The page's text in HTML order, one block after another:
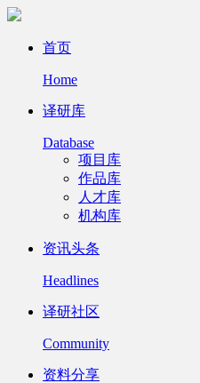
首页
Home
译研库
Database
项目库
作品库
人才库
机构库
资讯头条
Headlines
译研社区
Community
资料分享